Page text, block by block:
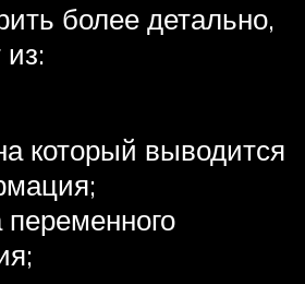
более детально,
из:
который выводится
переменного